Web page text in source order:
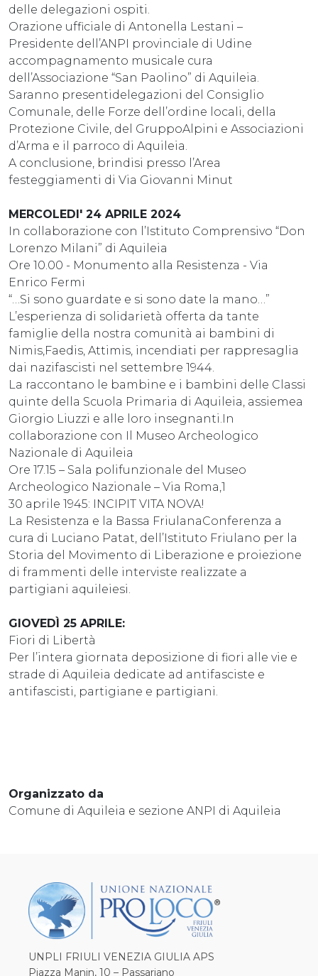
delle delegazioni ospiti.
Orazione ufficiale di Antonella Lestani –
Presidente dell’ANPI provinciale di Udine
accompagnamento musicale cura
dell’Associazione “San Paolino” di Aquileia.
Saranno presentidelegazioni del Consiglio
Comunale, delle Forze dell’ordine locali, della
Protezione Civile, del GruppoAlpini e Associazioni
d’Arma e il parroco di Aquileia.
A conclusione, brindisi presso l’Area
festeggiamenti di Via Giovanni Minut
MERCOLEDI' 24 APRILE 2024
In collaborazione con l’Istituto Comprensivo “Don
Lorenzo Milani” di Aquileia
Ore 10.00 - Monumento alla Resistenza - Via
Enrico Fermi
“…Si sono guardate e si sono date la mano…”
L’esperienza di solidarietà offerta da tante
famiglie della nostra comunità ai bambini di
Nimis,Faedis, Attimis, incendiati per rappresaglia
dai nazifascisti nel settembre 1944.
La raccontano le bambine e i bambini delle Classi
quinte della Scuola Primaria di Aquileia, assiemea
Giorgio Liuzzi e alle loro insegnanti.In
collaborazione con Il Museo Archeologico
Nazionale di Aquileia
Ore 17.15 – Sala polifunzionale del Museo
Archeologico Nazionale – Via Roma,1
30 aprile 1945: INCIPIT VITA NOVA!
La Resistenza e la Bassa FriulanaConferenza a
cura di Luciano Patat, dell’Istituto Friulano per la
Storia del Movimento di Liberazione e proiezione
di frammenti delle interviste realizzate a
partigiani aquileiesi.
GIOVEDÌ 25 APRILE:
Fiori di Libertà
Per l’intera giornata deposizione di fiori alle vie e
strade di Aquileia dedicate ad antifasciste e
antifascisti, partigiane e partigiani.
Organizzato da
Comune di Aquileia e sezione ANPI di Aquileia
UNPLI FRIULI VENEZIA GIULIA APS
Piazza Manin, 10 – Passariano